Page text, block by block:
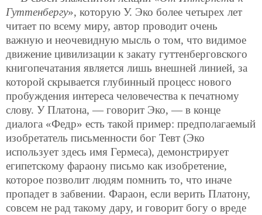
Гуттенбергу», которую У. Эко более четырех лет
читает по всему миру, автор проводит очень
важную и неочевидную мысль о том, что видимое
движение цивилизации к закату гуттенберговского
книгопечатания является лишь внешней линией, за
которой скрывается глубинный процесс нового
пробуждения интереса человечества к печатному
слову. У Платона, — говорит Эко, — в конце
диалога «Федр» есть такой пример: предполагаемый
изобретатель письменности бог Тевт (Эко
использует здесь имя Гермеса), демонстрирует
египетскому фараону письмо как изобретение,
которое позволит людям помнить то, что иначе
пропадет в забвении. Фараон, если верить Платону,
совсем не рад такому дару, и говорит богу о вреде